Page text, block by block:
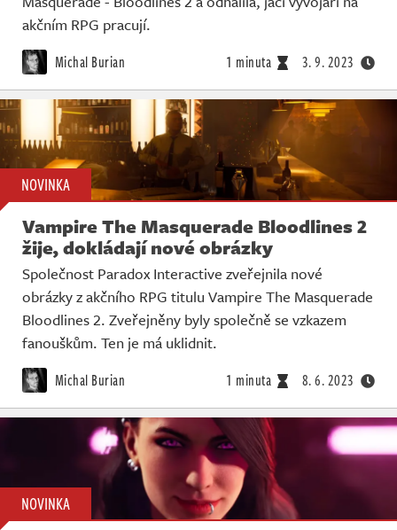
akčním RPG pracují.
Michal Burian 1 minuta 3. 9. 2023
NOVINKA
Vampire The Masquerade Bloodlines 2
žije, dokládají nové obrázky
Společnost Paradox Interactive zveřejnila nové
obrázky z akčního RPG titulu Vampire The Masquerade
Bloodlines 2. Zveřejněny byly společně se vzkazem
fanouškům. Ten je má uklidnit.
Michal Burian 1 minuta 8. 6. 2023
NOVINKA